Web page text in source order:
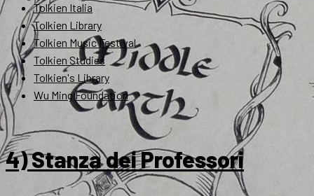
Tolkien Italia
Tolkien Library
Tolkien Music Festival
Tolkien Studies
Tolkien's Library
Wu Ming Foundation
4) Stanza dei Professori